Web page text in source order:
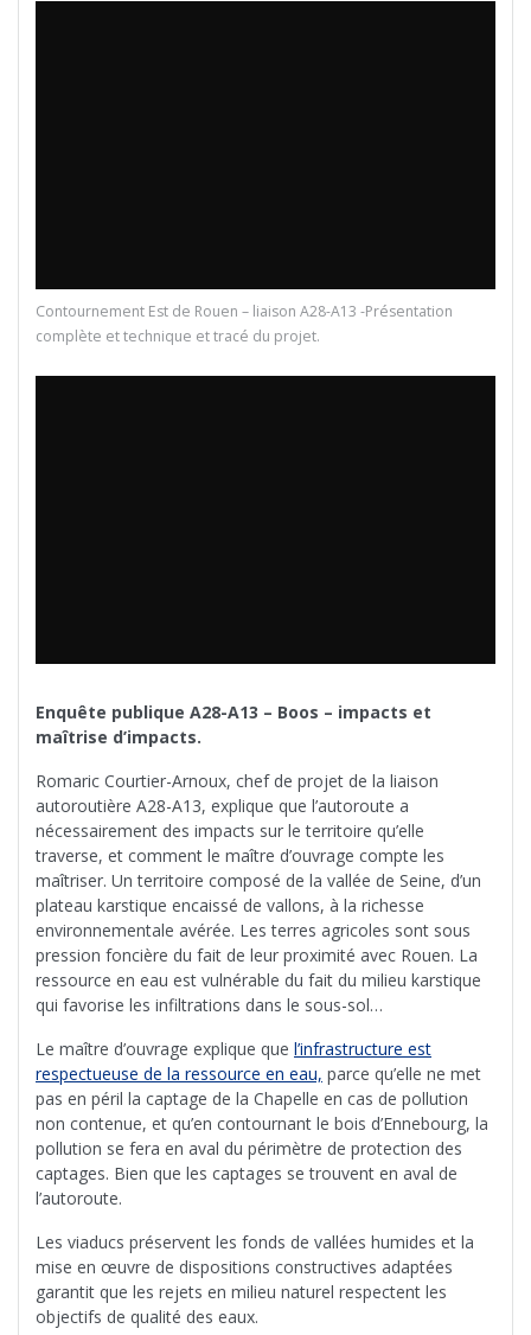
Contournement Est de Rouen – liaison A28-A13 -Présentation
complète et technique et tracé du projet.
Enquête publique A28-A13 – Boos – impacts et
maîtrise d’impacts.
Romaric Courtier-Arnoux, chef de projet de la liaison
autoroutière A28-A13, explique que l’autoroute a
nécessairement des impacts sur le territoire qu’elle
traverse, et comment le maître d’ouvrage compte les
maîtriser. Un territoire composé de la vallée de Seine, d’un
plateau karstique encaissé de vallons, à la richesse
environnementale avérée. Les terres agricoles sont sous
pression foncière du fait de leur proximité avec Rouen. La
ressource en eau est vulnérable du fait du milieu karstique
qui favorise les infiltrations dans le sous-sol…
Le maître d’ouvrage explique que l’infrastructure est
respectueuse de la ressource en eau, parce qu’elle ne met
pas en péril la captage de la Chapelle en cas de pollution
non contenue, et qu’en contournant le bois d’Ennebourg, la
pollution se fera en aval du périmètre de protection des
captages. Bien que les captages se trouvent en aval de
l’autoroute.
Les viaducs préservent les fonds de vallées humides et la
mise en œuvre de dispositions constructives adaptées
garantit que les rejets en milieu naturel respectent les
objectifs de qualité des eaux.